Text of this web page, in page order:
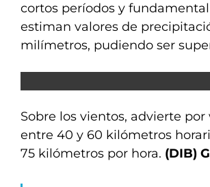
cortos períodos y
estiman valores de
milímetros, pudiendo ser
Sobre los vientos, advierte
entre 40 y 60 kilómetros
75 kilómetros por hora. (DIB)